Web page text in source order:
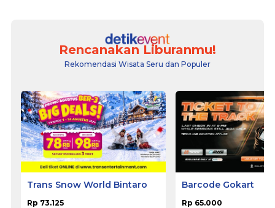
Rencanakan Liburanmu!
Rekomendasi Wisata Seru dan Populer
Trans Snow World Bintaro
Rp 73.125
Barcode Gokart
Rp 65.000